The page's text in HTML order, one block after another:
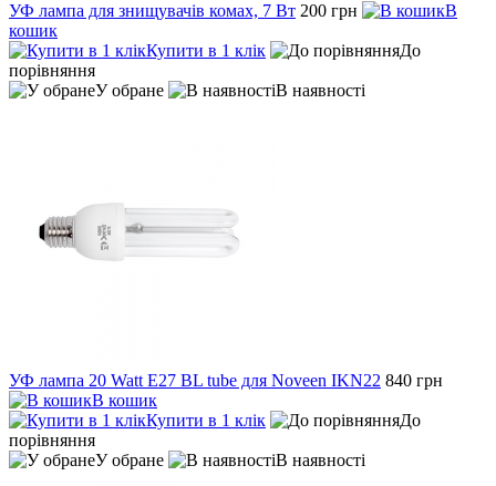
УФ лампа для знищувачів комах, 7 Вт 200 грн
В
кошик
Купити в 1 клік
До
порівняння
У обране
В наявності
УФ лампа 20 Watt E27 BL tube для Noveen IKN22 840 грн
В кошик
Купити в 1 клік
До
порівняння
У обране
В наявності